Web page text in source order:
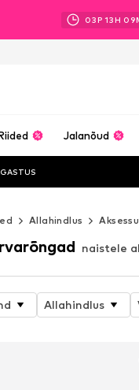
03P 13H 09
Jalanõud
Allahindlus
naistele
Allahindlus